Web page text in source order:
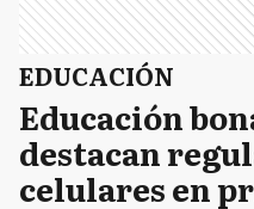
EDUCACIÓN
Educación
destacan
celulares en